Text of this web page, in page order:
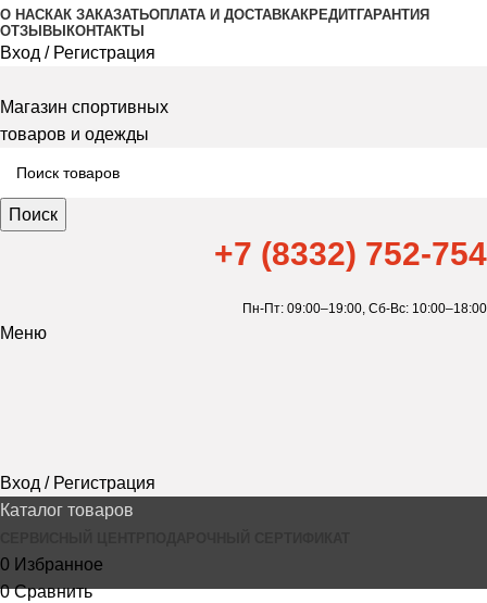
О НАСКАК ЗАКАЗАТЬОПЛАТА И ДОСТАВКАКРЕДИТГАРАНТИЯ
ОТЗЫВЫ КОНТАКТЫ
Вход / Регистрация
Магазин спортивных
товаров и одежды
Поиск
+7 (8332) 752-754
Пн-Пт: 09:00–19:00, Сб-Вс: 10:00–18:00
Меню
Вход / Регистрация
Каталог товаров
0 Избранное
0 Сравнить